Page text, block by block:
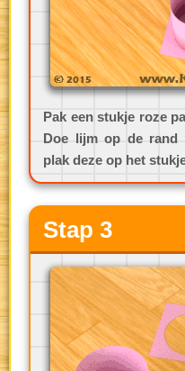
Pak een stukje roze
Doe lijm op de rand
plak deze op het
Stap 3